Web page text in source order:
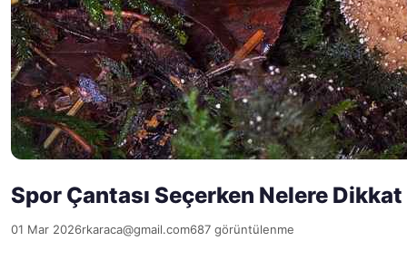
Spor Çantası Seçerken Nelere
01 Mar 2026rkaraca@gmail.com687 görüntülenme